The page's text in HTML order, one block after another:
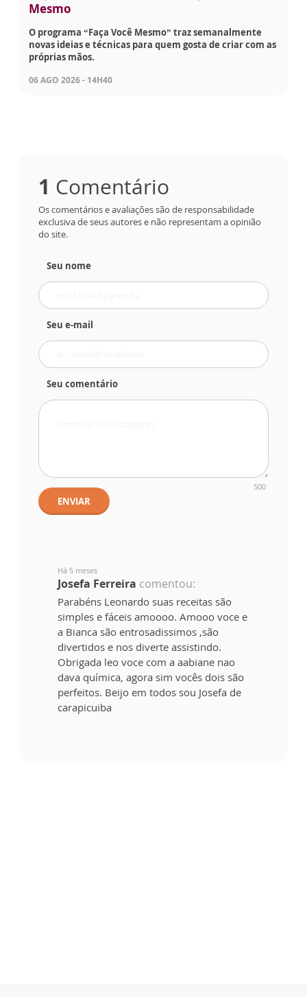
Mesmo
O programa “Faça Você Mesmo” traz semanalmente
novas ideias e técnicas para quem gosta de criar com as
próprias mãos.
06 AGO 2026 - 14H40
1 Comentário
Os comentários e avaliações são de responsabilidade
exclusiva de seus autores e não representam a opinião
do site.
Seu nome
Seu e-mail
Seu comentário
500
ENVIAR
Há 5 meses
Josefa Ferreira comentou:
Parabéns Leonardo suas receitas são
simples e fáceis amoooo. Amooo voce e
a Bianca são entrosadissimos ,são
divertidos e nos diverte assistindo.
Obrigada leo voce com a aabiane nao
dava química, agora sim vocês dois são
perfeitos. Beijo em todos sou Josefa de
carapicuiba